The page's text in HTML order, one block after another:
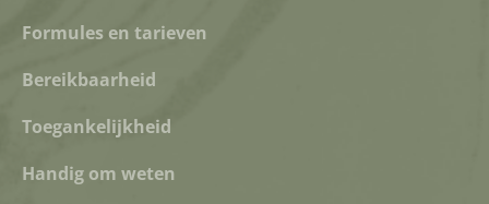
Formules en tarieven
Bereikbaarheid
Toegankelijkheid
Handig om weten